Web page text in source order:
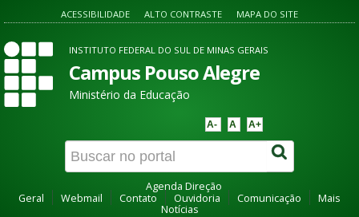
ACESSIBILIDADE ALTO CONTRASTE MAPA DO SITE
INSTITUTO FEDERAL DO SUL DE MINAS GERAIS
Campus Pouso Alegre
Ministério da Educação
A- A A+
Agenda Direção
Geral
Webmail Contato Ouvidoria Comunicação
Mais
Notícias